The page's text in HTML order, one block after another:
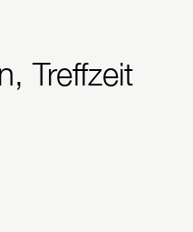
Treffzeit